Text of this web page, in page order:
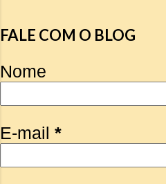
FALE COM O BLOG
Nome
E-mail *